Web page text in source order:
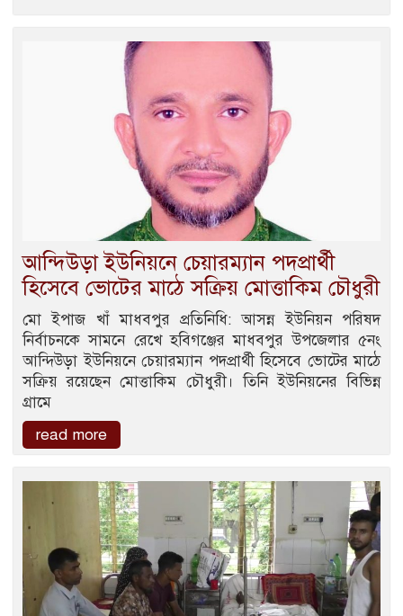
আন্দিউড়া ইউনিয়নে চেয়ারম্যান পদপ্রার্থী
হিসেবে ভোটের মাঠে সক্রিয় মোত্তাকিম চৌধুরী
মো ইপাজ খাঁ মাধবপুর প্রতিনিধি: আসন্ন ইউনিয়ন পরিষদ
নির্বাচনকে সামনে রেখে হবিগঞ্জের মাধবপুর উপজেলার ৫নং
আন্দিউড়া ইউনিয়নে চেয়ারম্যান পদপ্রার্থী হিসেবে ভোটের মাঠে
সক্রিয় রয়েছেন মোত্তাকিম চৌধুরী। তিনি ইউনিয়নের বিভিন্ন
গ্রামে
read more